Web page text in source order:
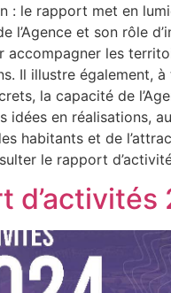
: le rapport met en
l’Agence et son rôle
accompagner les
Il illustre également, à
la capacité de
idées en réalisations,
habitants et de
le rapport
d’activités